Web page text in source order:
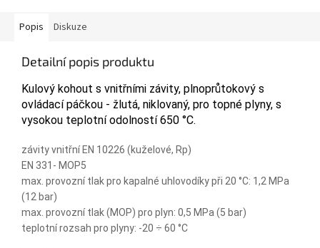
Popis Diskuze
Detailní popis produktu
Kulový kohout s vnitřními závity, plnoprůtokový s
ovládací páčkou - žlutá, niklovaný, pro topné plyny, s
vysokou teplotní odolností 650 °C.
závity vnitřní EN 10226 (kuželové, Rp)
EN 331- MOP5
max. provozní tlak pro kapalné uhlovodíky při 20 °C: 1,2 MPa
(12 bar)
max. provozní tlak (MOP) pro plyn: 0,5 MPa (5 bar)
teplotní rozsah pro plyny: -20 ÷ 60 °C